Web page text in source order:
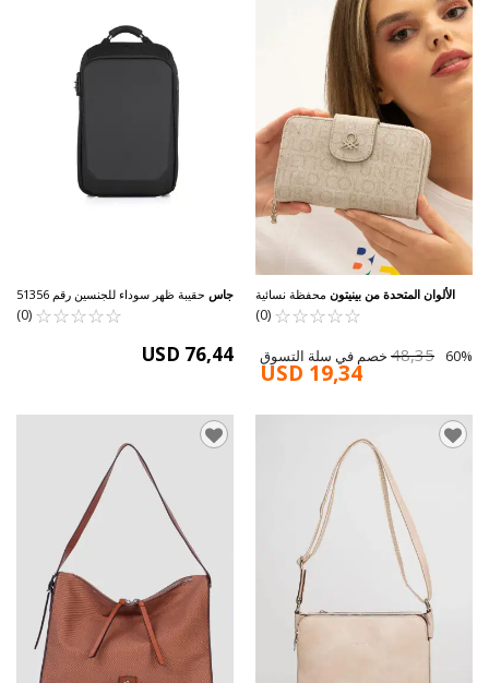
جاس حقيبة ظهر سوداء للجنسين رقم 51356
☆
☆
☆
☆
☆ ★
★
★
★
★
(0)
USD 76,44
الألوان المتحدة من بينيتون محفظة نسائية
من ستون BNT-1301
☆
☆
☆
☆
☆ ★
★
★
★
★
(0)
48,35 60% خصم في سلة التسوق
USD 19,34